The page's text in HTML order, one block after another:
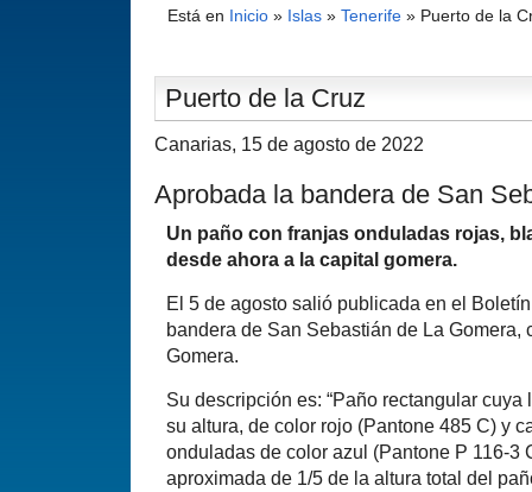
Está en Inicio» Islas» Tenerife» Puerto de la
Puerto de la Cruz
Canarias, 15 de agosto de 2022
Aprobada la bandera de San
Un paño con franjas onduladas rojas,
desde ahora a la capital gomera.
El 5 de agosto salió publicada en el
bandera de San Sebastián de La Gomera,
Gomera.
Su descripción es: “Paño rectangular
su altura, de color rojo (Pantone 485 C) y
onduladas de color azul (Pantone P 116-3
aproximada de 1/5 de la altura total del